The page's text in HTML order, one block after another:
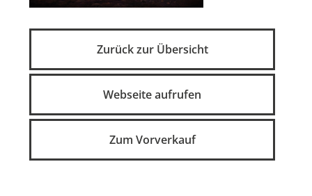
Zurück zur Übersicht
Webseite aufrufen
Zum Vorverkauf